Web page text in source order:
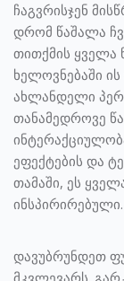
ჩაგვრისჯენ
დრომ წაშალა
თითქმის ყველა
ხელოვნებაში
ახლანდელი
თანამედროვე
ეფექტების და
თამაში, ეს
ინსპირირებული.
დავუბრუნდეთ
მკვლევარს.